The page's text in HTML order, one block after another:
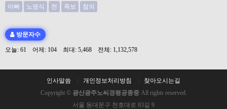
아빠 노영식 전 족보 참의
방문자수
오늘: 61 어제: 104 최대: 5,468 전체: 1,132,578
인사말씀 개인정보처리방침
찾아오시는길
Copyright © 광산광주노씨경평공종중All rights reserved.
서울 동대문구 천호대로 83길 9